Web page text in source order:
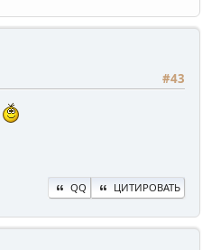
#43
QQ ЦИТИРОВАТЬ